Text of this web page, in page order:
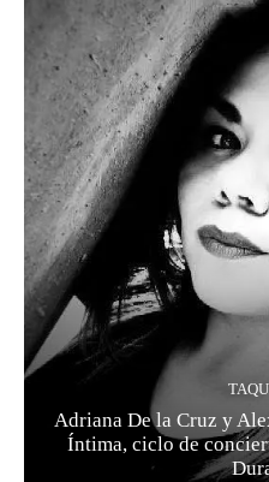
Adriana De la Cruz y
Íntima, ciclo de